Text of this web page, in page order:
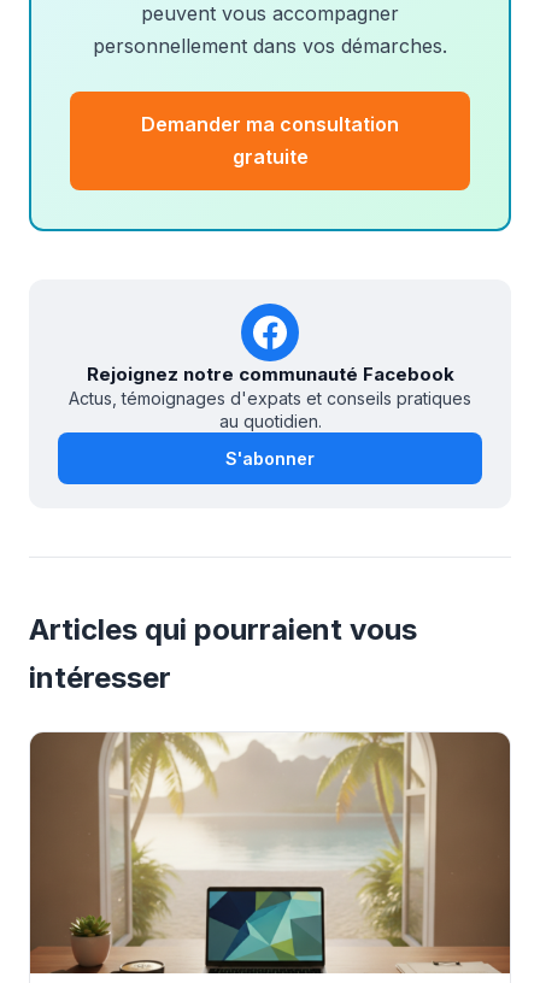
peuvent vous accompagner
personnellement dans vos démarches.
Demander ma consultation
gratuite
Rejoignez notre communauté Facebook
Actus, témoignages d'expats et conseils pratiques
au quotidien.
S'abonner
Articles qui pourraient vous
intéresser